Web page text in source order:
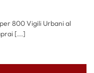
800 Vigili Urbani al
[...]